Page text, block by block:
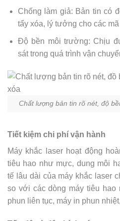
Chống làm giả: Bản tin có
tẩy xóa, lý tưởng cho các
Độ bền môi trường: Chịu
sát trong quá trình vận
Chất lượng bản tin rõ nét, độ
Tiết kiệm chi phí vận hành
Máy khắc laser hoạt động
tiêu hao như mực, dung môi
tế lâu dài của máy khắc laser
so với các dòng máy tiêu hao
phun liên tục, máy in phun